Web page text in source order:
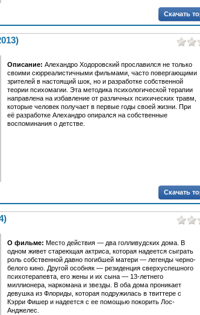
Скачать
Описание: Алехандро Ходоровский прославился не только
своими сюрреалистичными фильмами, часто повергающими
зрителей в настоящий шок, но и разработке собственной
теории психомагии. Эта методика психологической терапии
направлена на избавление от различных психических травм,
которые человек получает в первые годы своей жизни. При
её разработке Алехандро опирался на собственные
воспоминания о детстве.
Скачать
О фильме: Место действия — два голливудских дома. В
одном живет стареющая актриса, которая надеется сыграть
роль собственной давно погибшей матери — легенды черно-
белого кино. Другой особняк — резиденция сверхуспешного
психотерапевта, его жены и их сына — 13-летнего
миллионера, наркомана и звезды. В оба дома проникает
девушка из Флориды, которая подружилась в твиттере с
Кэрри Фишер и надеется с ее помощью покорить Лос-
Анджелес.